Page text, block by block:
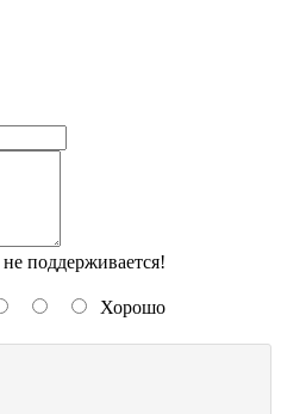
поддерживается!
Хорошо